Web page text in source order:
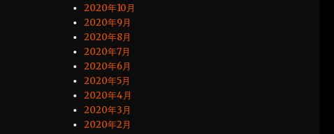
2020年10月
2020年9月
2020年8月
2020年7月
2020年6月
2020年5月
2020年4月
2020年3月
2020年2月